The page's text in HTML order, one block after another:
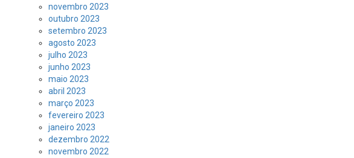
novembro 2023
outubro 2023
setembro 2023
agosto 2023
julho 2023
junho 2023
maio 2023
abril 2023
março 2023
fevereiro 2023
janeiro 2023
dezembro 2022
novembro 2022